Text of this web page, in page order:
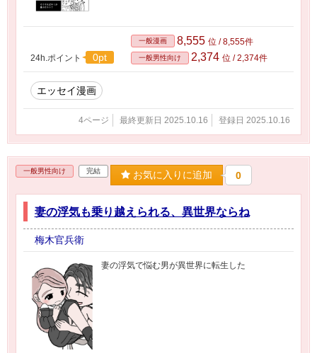
24h.ポイント 0pt
一般漫画 8,555 位 / 8,555件
一般男性向け 2,374 位 / 2,374件
エッセイ漫画
4ページ 最終更新日 2025.10.16 登録日 2025.10.16
一般男性向け 完結 お気に入りに追加 0
妻の浮気も乗り越えられる、異世界ならね
梅木官兵衛
妻の浮気で悩む男が異世界に転生した